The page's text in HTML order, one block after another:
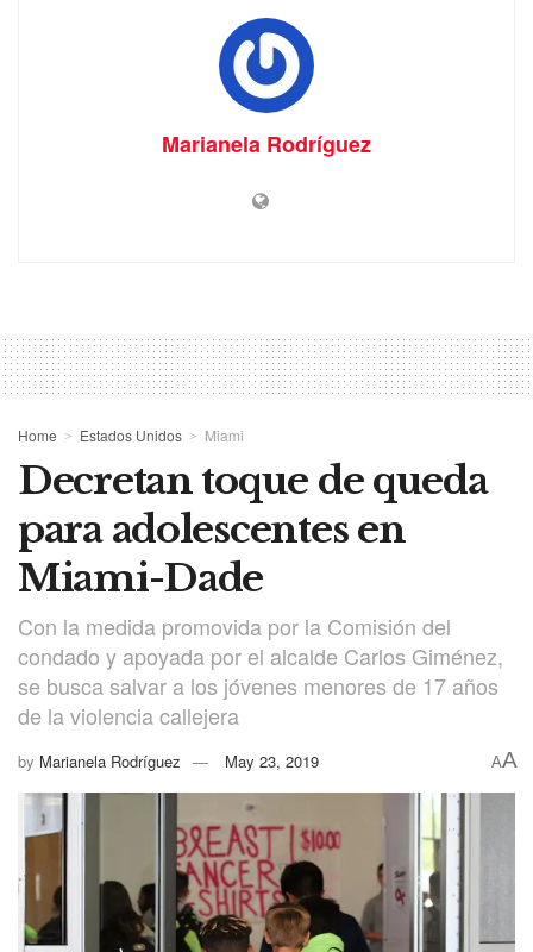
Marianela Rodríguez
Home Estados Unidos Miami
Decretan toque de queda
para adolescentes en
Miami-Dade
Con la medida promovida por la Comisión del
condado y apoyada por el alcalde Carlos Giménez,
se busca salvar a los jóvenes menores de 17 años
de la violencia callejera
by Marianela Rodríguez May 23, 2019 AA